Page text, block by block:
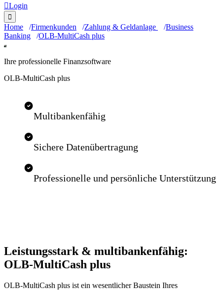
Login

Home Firmenkunden Zahlung & Geldanlage
Business
Banking
OLB-MultiCash plus
Ihre professionelle Finanzsoftware
OLB-MultiCash plus
Multibankenfähig
Sichere Datenübertragung
Professionelle und persönliche Unterstützung
Leistungsstark & multibankenfähig:
OLB-MultiCash plus
OLB-MultiCash plus ist ein wesentlicher Baustein Ihres